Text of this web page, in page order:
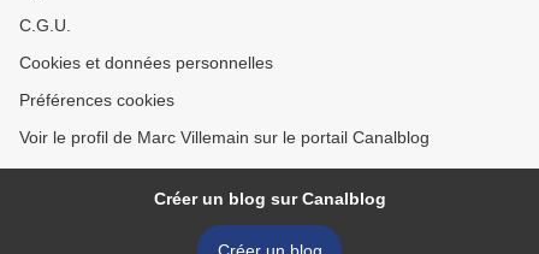
C.G.U.
Cookies et données personnelles
Préférences cookies
Voir le profil de Marc Villemain sur le portail Canalblog
Créer un blog sur Canalblog